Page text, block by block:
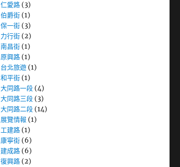
仁愛路 (3)
伯爵街 (1)
保一街 (3)
力行街 (2)
南昌街 (1)
原興路 (1)
台北旅遊 (1)
和平街 (1)
大同路一段 (4)
大同路三段 (3)
大同路二段 (14)
展覽情報 (1)
工建路 (1)
康寧街 (6)
建成路 (6)
復興路 (2)